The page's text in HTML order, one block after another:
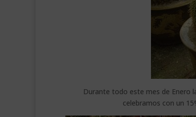
Durante todo este mes de Enero
celebramos con un